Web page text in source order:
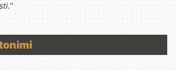
.“